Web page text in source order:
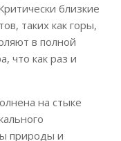
близкие
таких как горы,
в полной
что как раз и
на стыке
природы и